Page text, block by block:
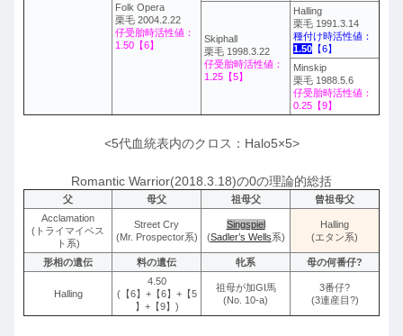
Folk Opera
栗毛 2004.2.22
仔受胎時活性値：
1.50【6】
Skiphall
栗毛 1998.3.22
仔受胎時活性値：
1.25【5】
Halling
栗毛 1991.3.14
種付け時活性値：
1.50 【6】
Minskip
栗毛 1988.5.6
仔受胎時活性値：
0.25【9】
<5代血統表内のクロス：Halo5×5>
Romantic Warrior(2018.3.18)の0の理論的総括
父 母父 祖母父
曾祖母父
Acclamation
(トライマイベス
ト系)
Street Cry
(Mr. Prospector系)
Singspiel
(Sadler’s Wells系)
Halling
(エタン系)
形相の遺伝 料の遺伝 牝系 母の何番仔?
Halling
4.50
(【6】+【6】+【5
】+【9】)
祖母が加GI馬
(No. 10-a)
3番仔?
(3連産目?)